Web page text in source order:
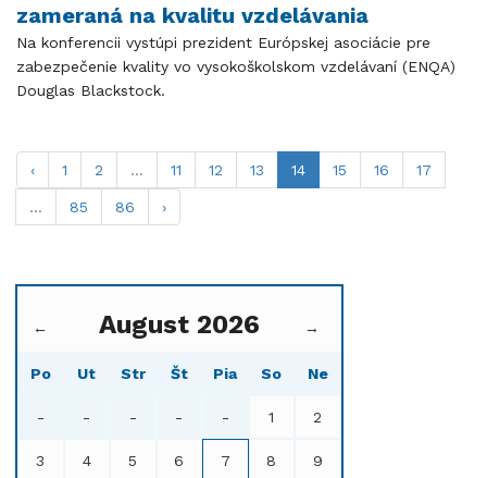
zameraná na kvalitu vzdelávania
Na konferencii vystúpi prezident Európskej asociácie pre
zabezpečenie kvality vo vysokoškolskom vzdelávaní (ENQA)
Douglas Blackstock.
‹ 1 2 ... 11 12 13 14 15 16 17
... 85 86 ›
← August 2026 →
Po Ut Str Št Pia So Ne
- - - - - 1 2
3 4 5 6 7 8 9